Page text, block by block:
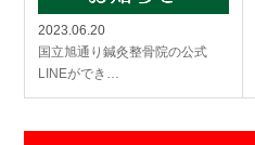
2023.06.20
国立旭通り鍼灸整骨院の公式
LINEができ…